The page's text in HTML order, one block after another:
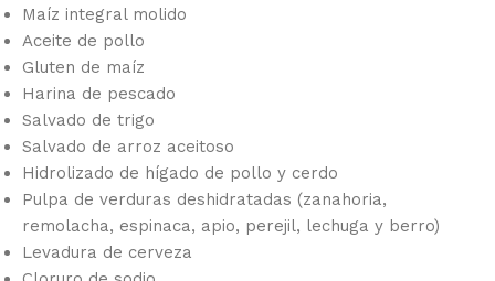
Maíz integral molido
Aceite de pollo
Gluten de maíz
Harina de pescado
Salvado de trigo
Salvado de arroz aceitoso
Hidrolizado de hígado de pollo y cerdo
Pulpa de verduras deshidratadas (zanahoria,
remolacha, espinaca, apio, perejil, lechuga y berro)
Levadura de cerveza